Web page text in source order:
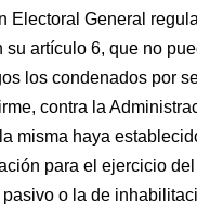
Electoral General
su artículo 6, que no
los condenados por
contra la
misma haya
para el ejercicio
o la de